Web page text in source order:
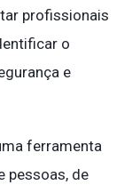
profissionais
o
e
ferramenta
pessoas, de